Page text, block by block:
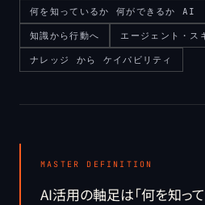
何を知っているか 何ができるか AI
知識から行動へ エージェント・ス
ナレッジ から ケイパビリティ
MASTER DEFINITION
AI活用の軸足は「何を知っ